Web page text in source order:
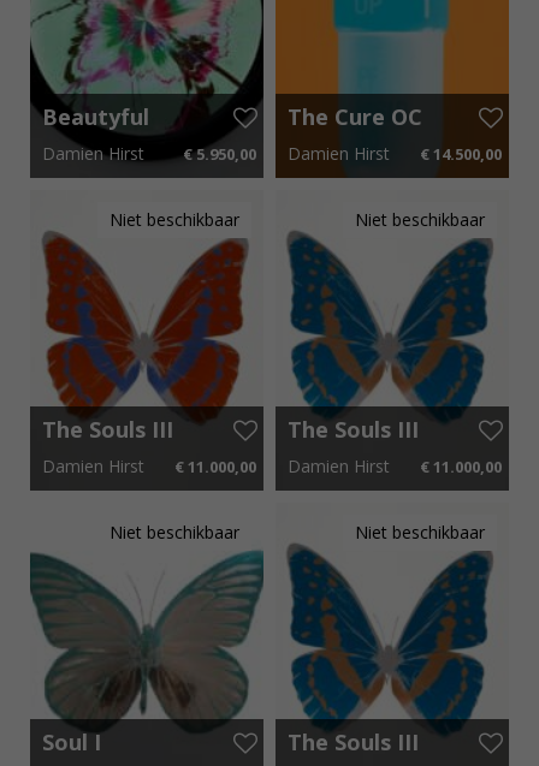
Beautyful
less Furtive
somewhat
Pungent
Rich and
Luxuriant
Supernova
Damien Hirst € 5.950,00
The Cure OC
Damien Hirst € 14.500,00
Niet beschikbaar
The Souls III
Copper -
Frost Blue –
Silver gloss
OC7917
Damien Hirst € 11.000,00
Niet beschikbaar
The Souls III
Rustic
Copper –
Silver Gloss
OC7927
Damien Hirst € 11.000,00
Niet beschikbaar
Soul I
Niet beschikbaar
The Souls III